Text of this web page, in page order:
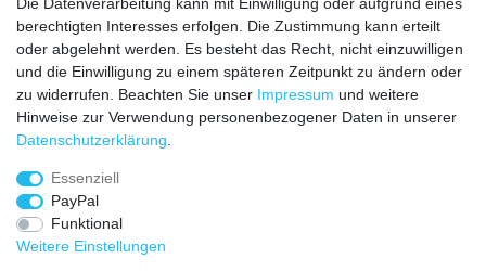
VERSANDKOSTEN
Zahlungsarten
Impressum
Widerrufs­recht
berechtigten Interesses erfolgen. Die Zustimmung kann erteilt
oder abgelehnt werden. Es besteht das Recht, nicht einzuwilligen
und die Einwilligung zu einem späteren Zeitpunkt zu ändern oder
zu widerrufen. Beachten Sie unser Impressum und weitere
Hinweise zur Verwendung personenbezogener Daten in unserer
Daten­schutz­erklärung
Essenziell
PayPal
Funktional
Weitere Einstellungen